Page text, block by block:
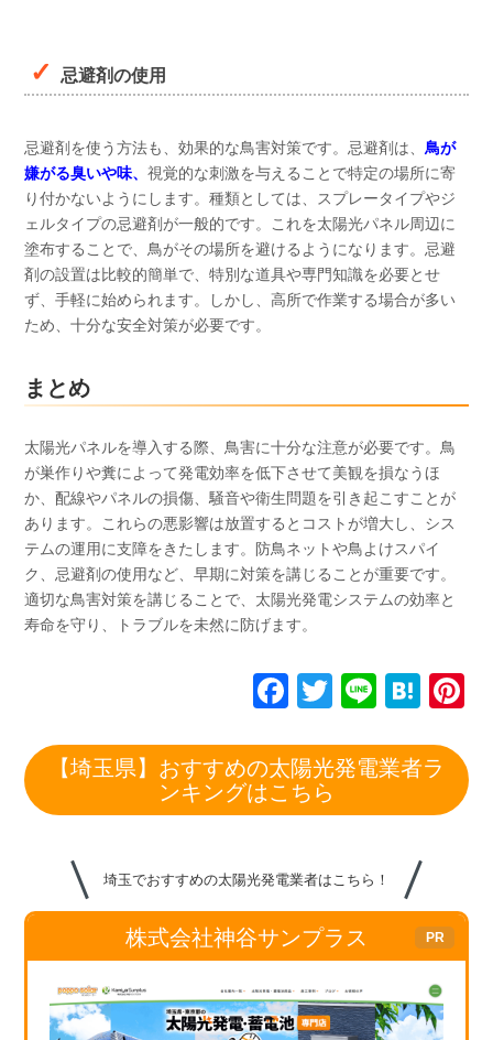
忌避剤の使用
忌避剤を使う方法も、効果的な鳥害対策です。忌避剤は、 鳥が
嫌がる臭いや味、 視覚的な刺激を与えることで特定の場所に寄
り付かないようにします。種類としては、スプレータイプやジ
ェルタイプの忌避剤が一般的です。これを太陽光パネル周辺に
塗布することで、鳥がその場所を避けるようになります。忌避
剤の設置は比較的簡単で、特別な道具や専門知識を必要とせ
ず、手軽に始められます。しかし、高所で作業する場合が多い
ため、十分な安全対策が必要です。
まとめ
太陽光パネルを導入する際、鳥害に十分な注意が必要です。鳥
が巣作りや糞によって発電効率を低下させて美観を損なうほ
か、配線やパネルの損傷、騒音や衛生問題を引き起こすことが
あります。これらの悪影響は放置するとコストが増大し、シス
テムの運用に支障をきたします。防鳥ネットや鳥よけスパイ
ク、忌避剤の使用など、早期に対策を講じることが重要です。
適切な鳥害対策を講じることで、太陽光発電システムの効率と
寿命を守り、トラブルを未然に防げます。
F
c
e
o
o
k
T
tt
Li
e
H
e
e
【埼玉県】おすすめの太陽光発電業者ラ
ンキングはこちら
埼玉でおすすめの太陽光発電業者はこちら！
株式会社神谷サンプラス